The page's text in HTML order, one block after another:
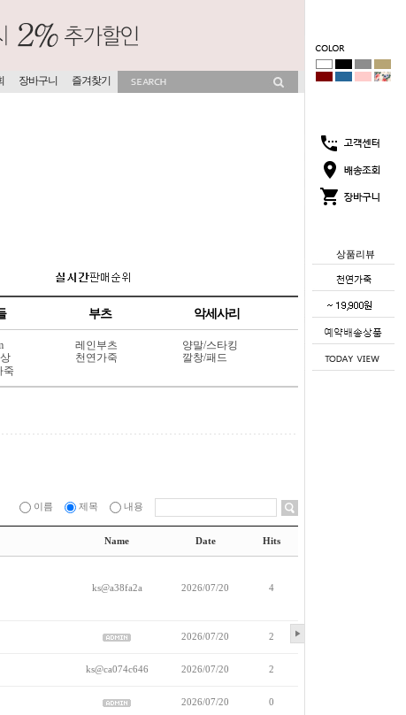
상품리뷰
장바구니 즐겨찾기
부츠 악세사리
죽
레인부츠
천연가죽
양말/스타킹
깔창/패드
이름 제목 내용
Name Date Hits
ks@a38fa2a 2026/07/20 4
2026/07/20 2
ks@ca074c646 2026/07/20 2
2026/07/20 0